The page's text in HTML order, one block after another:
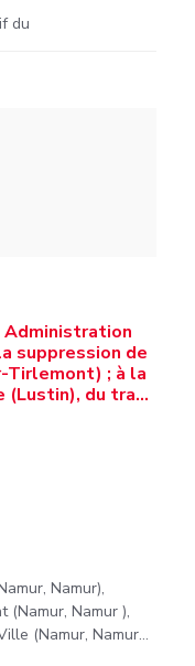
du
Administration
suppression de
Tirlemont) ; à la
(Lustin), du tra…
Namur),
(Namur, Namur ),
(Namur, Namur…